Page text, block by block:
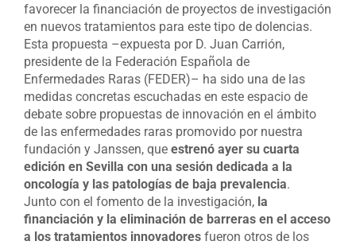
favorecer la financiación de proyectos de investigación
en nuevos tratamientos para este tipo de dolencias.
Esta propuesta –expuesta por D. Juan Carrión,
presidente de la Federación Española de
Enfermedades Raras (FEDER)– ha sido una de las
medidas concretas escuchadas en este espacio de
debate sobre propuestas de innovación en el ámbito
de las enfermedades raras promovido por nuestra
fundación y Janssen, que estrenó ayer su cuarta
edición en Sevilla con una sesión dedicada a la
oncología y las patologías de baja prevalencia.
Junto con el fomento de la investigación, la
financiación y la eliminación de barreras en el acceso
a los tratamientos innovadores fueron otros de los